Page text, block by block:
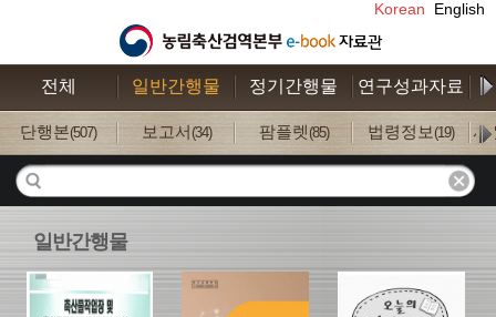
Korean English
전체 일반간행물 정기간행물 연구성과자료
단행본(507) 보고서 (34) 팜플렛 (85) 법령정보(19) 사
일반간행물